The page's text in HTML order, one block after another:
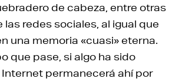
de cabeza, entre otras
redes sociales, al igual que
una memoria «cuasi» eterna.
que pase, si algo ha sido
permanecerá ahí por